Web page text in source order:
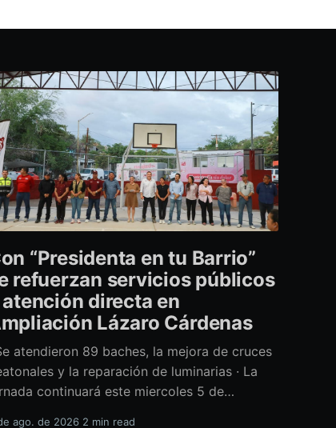
“Presidenta en tu Barrio”
refuerzan servicios públicos
directa en
Lázaro Cárdenas
atendieron 89 baches, la mejora de cruces
y la reparación de luminarias · La
continuará este miercoles 5 de
ago. de 2026 2 min read